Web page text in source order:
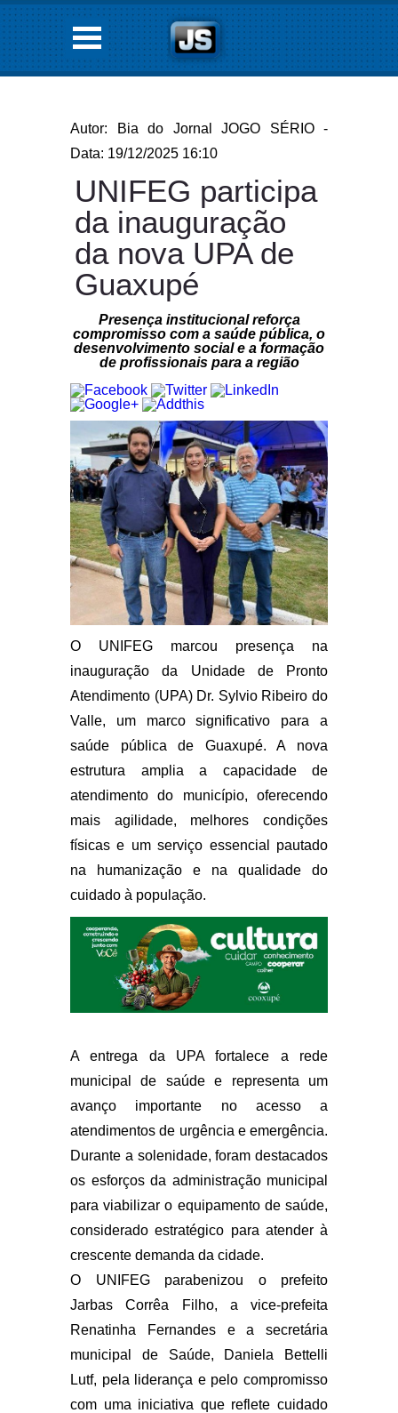
Autor: Bia do Jornal JOGO SÉRIO -
Data: 19/12/2025 16:10
UNIFEG participa
da inauguração
da nova UPA de
Guaxupé
Presença institucional reforça
compromisso com a saúde pública, o
desenvolvimento social e a formação
de profissionais para a região
O UNIFEG marcou presença na
inauguração da Unidade de Pronto
Atendimento (UPA) Dr. Sylvio Ribeiro do
Valle, um marco significativo para a
saúde pública de Guaxupé. A nova
estrutura amplia a capacidade de
atendimento do município, oferecendo
mais agilidade, melhores condições
físicas e um serviço essencial pautado
na humanização e na qualidade do
cuidado à população.
A entrega da UPA fortalece a rede
municipal de saúde e representa um
avanço importante no acesso a
atendimentos de urgência e emergência.
Durante a solenidade, foram destacados
os esforços da administração municipal
para viabilizar o equipamento de saúde,
considerado estratégico para atender à
crescente demanda da cidade.
O UNIFEG parabenizou o prefeito
Jarbas Corrêa Filho, a vice-prefeita
Renatinha Fernandes e a secretária
municipal de Saúde, Daniela Bettelli
Lutf, pela liderança e pelo compromisso
com uma iniciativa que reflete cuidado